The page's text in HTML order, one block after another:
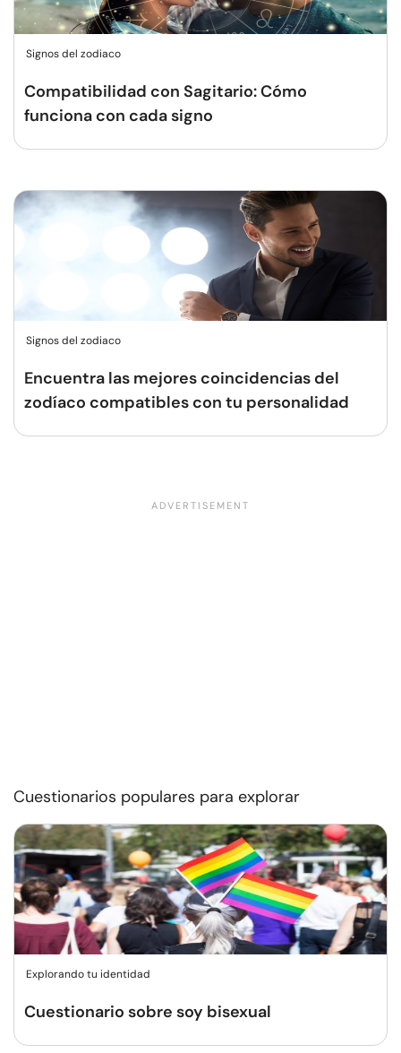
Signos del zodiaco
Compatibilidad con Sagitario: Cómo
funciona con cada signo
Signos del zodiaco
Encuentra las mejores coincidencias del
zodíaco compatibles con tu personalidad
Cuestionarios populares para explorar
Explorando tu identidad
Cuestionario sobre soy bisexual